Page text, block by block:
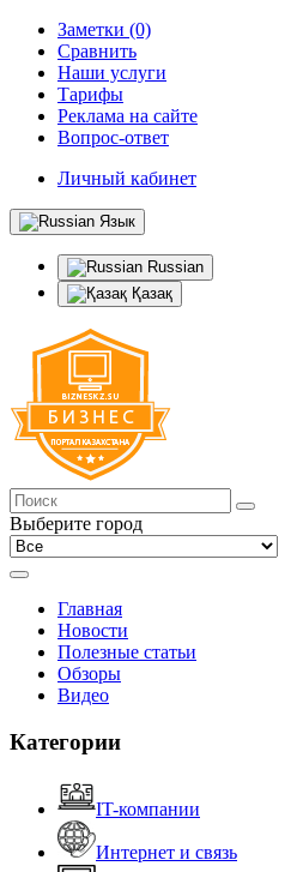
Заметки (0)
Сравнить
Наши услуги
Тарифы
Реклама на сайте
Вопрос-ответ
Личный кабинет
Язык
Russian
Қазақ
Выберите город
Главная
Новости
Полезные статьи
Обзоры
Видео
Категории
IT-компании
Интернет и связь